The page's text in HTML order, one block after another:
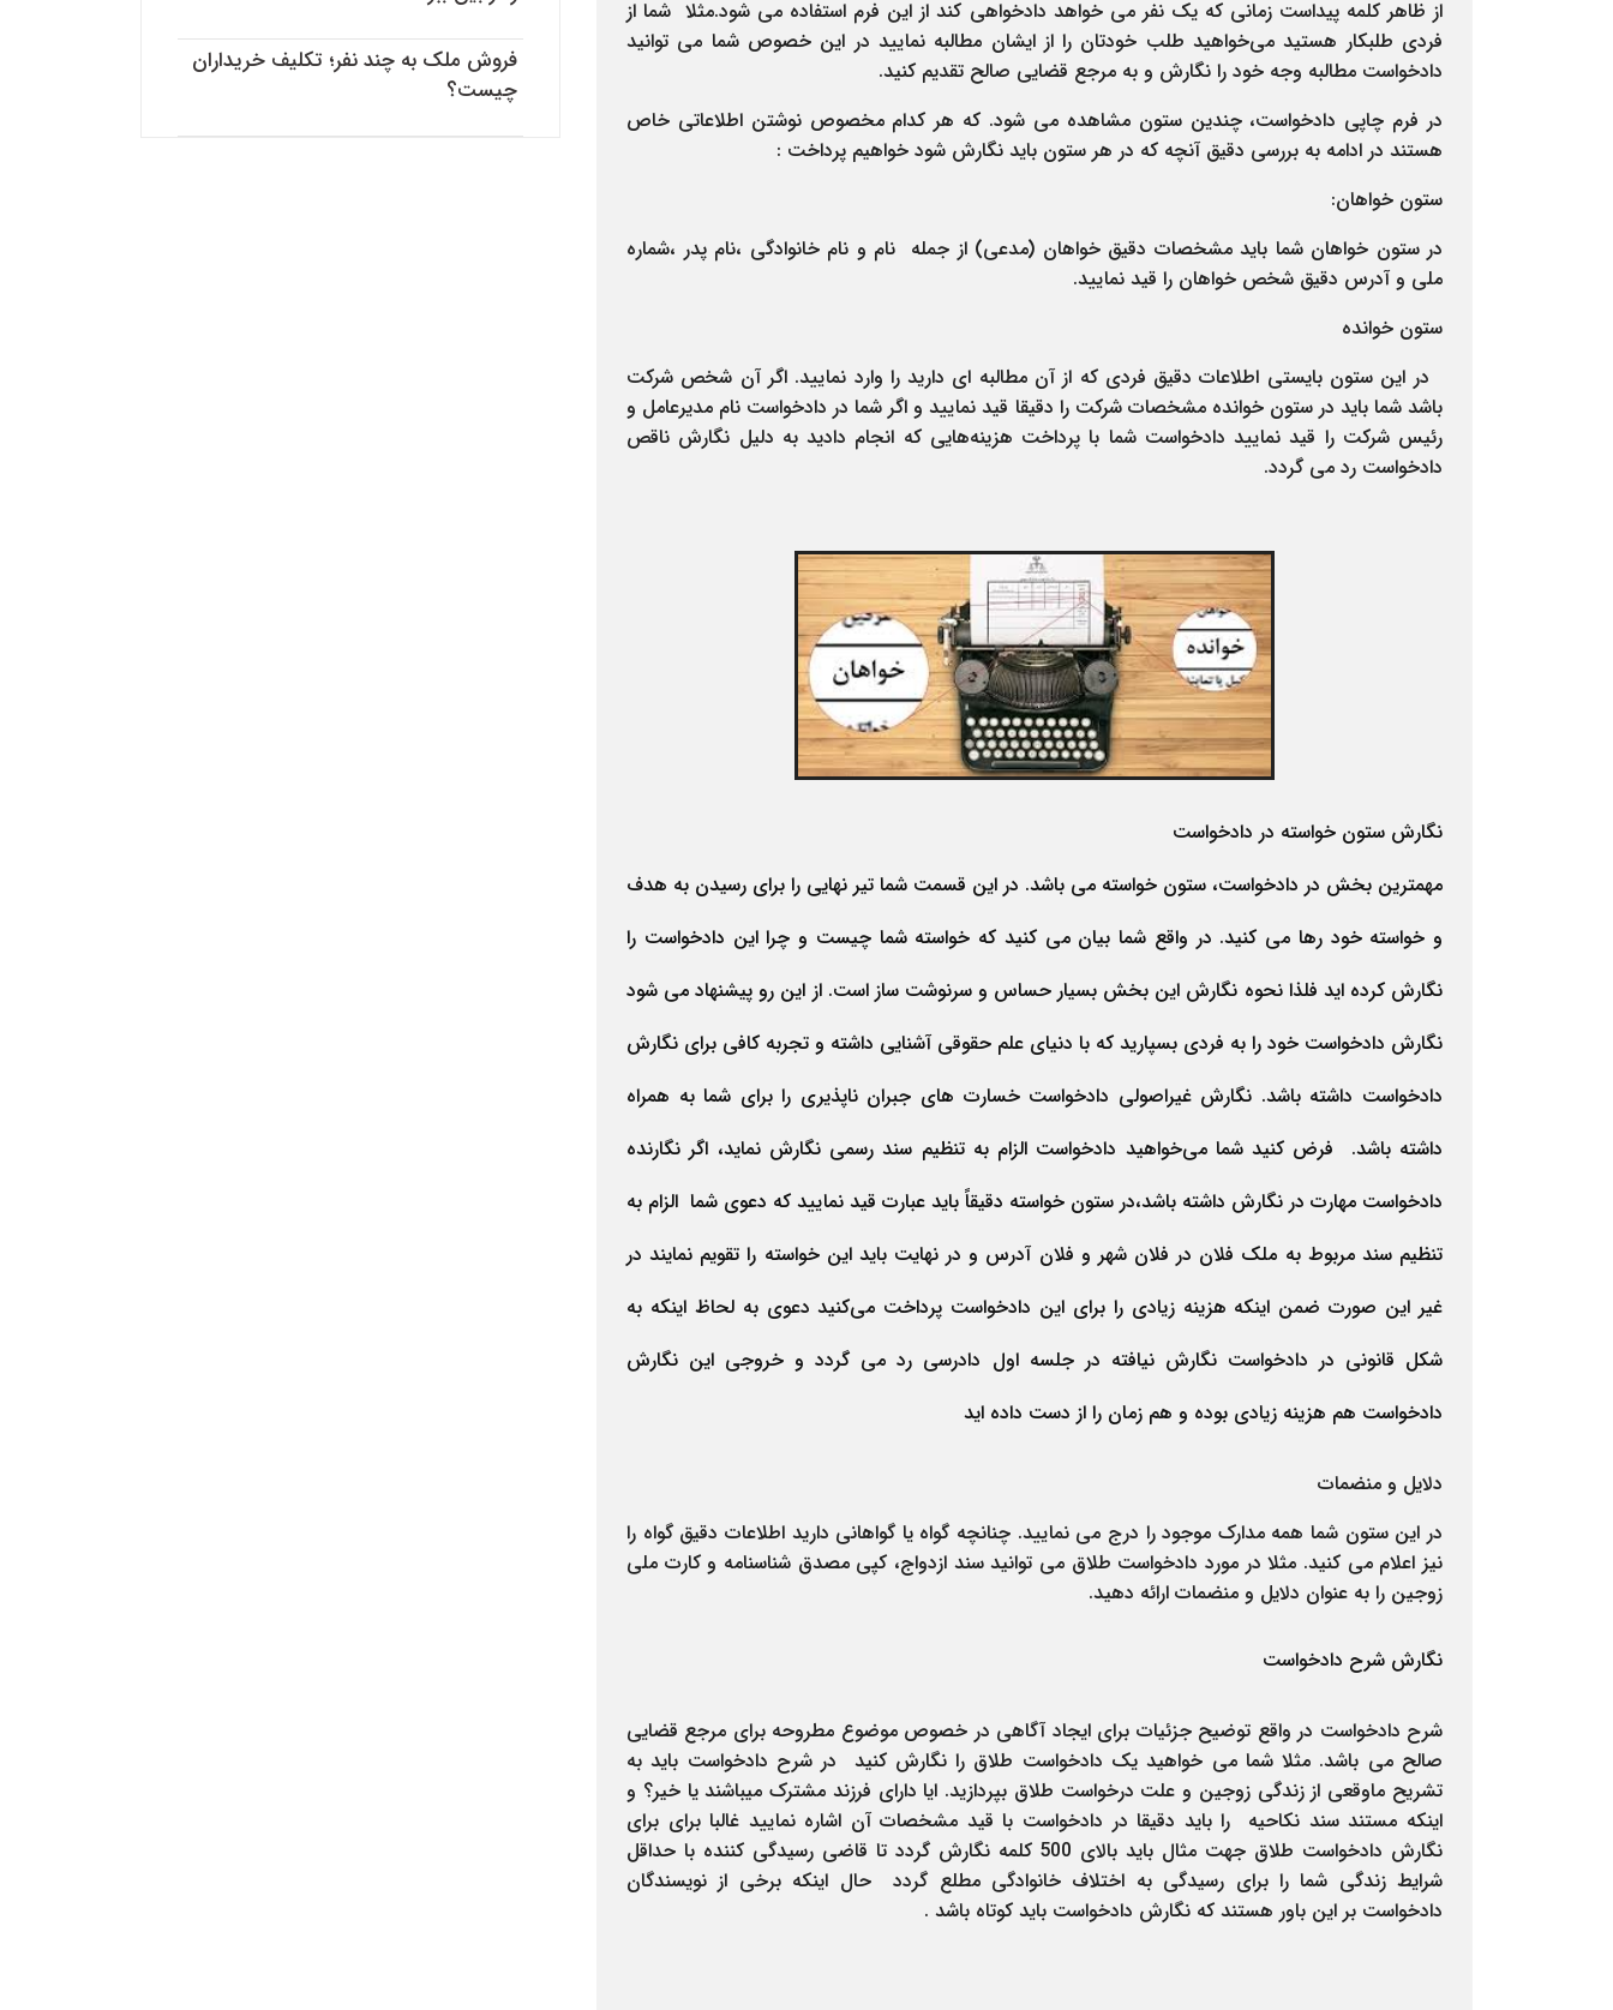
از ظاهر کلمه پیداست زمانی که یک نفر می خواهد دادخواهی کند از این فرم استفاده می شود.مثلا شما از
فردی طلبکار هستید می‌خواهید طلب خودتان را از ایشان مطالبه نمایید در این خصوص شما می توانید
دادخواست مطالبه وجه خود را نگارش و به مرجع قضایی صالح تقدیم کنید.
در فرم چاپی دادخواست، چندین ستون مشاهده می شود. که هر کدام مخصوص نوشتن اطلاعاتی خاص
هستند در ادامه به بررسی دقیق آنچه که در هر ستون باید نگارش شود خواهیم پرداخت :
ستون خواهان:
در ستون خواهان شما باید مشخصات دقیق خواهان (مدعی) از جمله نام و نام خانوادگی ،نام پدر ،شماره
ملی و آدرس دقیق شخص خواهان را قید نمایید.
ستون خوانده
در این ستون بایستی اطلاعات دقیق فردی که از آن مطالبه ای دارید را وارد نمایید. اگر آن شخص شرکت
باشد شما باید در ستون خوانده مشخصات شرکت را دقیقا قید نمایید و اگر شما در دادخواست نام مدیرعامل و
رئیس شرکت را قید نمایید دادخواست شما با پرداخت هزینه‌هایی که انجام دادید به دلیل نگارش ناقص
دادخواست رد می گردد.
نگارش ستون خواسته در دادخواست
مهمترین بخش در دادخواست، ستون خواسته می باشد. در این قسمت شما تیر نهایی را برای رسیدن به هدف
و خواسته خود رها می کنید. در واقع شما بیان می کنید که خواسته شما چیست و چرا این دادخواست را
نگارش کرده اید فلذا نحوه نگارش این بخش بسیار حساس و سرنوشت ساز است. از این رو پیشنهاد می شود
نگارش دادخواست خود را به فردی بسپارید که با دنیای علم حقوقی آشنایی داشته و تجربه کافی برای نگارش
دادخواست داشته باشد. نگارش غیراصولی دادخواست خسارت های جبران ناپذیری را برای شما به همراه
داشته باشد. فرض کنید شما می‌خواهید دادخواست الزام به تنظیم سند رسمی نگارش نماید، اگر نگارنده
دادخواست مهارت در نگارش داشته باشد،در ستون خواسته دقیقاً باید عبارت قید نمایید که دعوی شما الزام به
تنظیم سند مربوط به ملک فلان در فلان شهر و فلان آدرس و در نهایت باید این خواسته را تقویم نمایند در
غیر این صورت ضمن اینکه هزینه زیادی را برای این دادخواست پرداخت می‌کنید دعوی به لحاظ اینکه به
شکل قانونی در دادخواست نگارش نیافته در جلسه اول دادرسی رد می گردد و خروجی این نگارش
دادخواست هم هزینه زیادی بوده و هم زمان را از دست داده اید
دلایل و منضمات
در این ستون شما همه مدارک موجود را درج می نمایید. چنانچه گواه یا گواهانی دارید اطلاعات دقیق گواه را
نیز اعلام می کنید. مثلا در مورد دادخواست طلاق می توانید سند ازدواج، کپی مصدق شناسنامه و کارت ملی
زوجین را به عنوان دلایل و منضمات ارائه دهید.
نگارش شرح دادخواست
شرح دادخواست در واقع توضیح جزئیات برای ایجاد آگاهی در خصوص موضوع مطروحه برای مرجع قضایی
صالح می باشد. مثلا شما می خواهید یک دادخواست طلاق را نگارش کنید در شرح دادخواست باید به
تشریح ماوقعی از زندگی زوجین و علت درخواست طلاق بپردازید. ایا دارای فرزند مشترک میباشند یا خیر؟ و
اینکه مستند سند نکاحیه
را باید دقیقا در دادخواست با قید مشخصات آن اشاره نمایید غالبا برای برای
نگارش دادخواست طلاق جهت مثال باید بالای 500 کلمه نگارش گردد تا قاضی رسیدگی کننده با حداقل
شرایط زندگی شما را برای رسیدگی به اختلاف خانوادگی مطلع گردد
حال اینکه برخی از نویسندگان
دادخواست بر این باور هستند که نگارش دادخواست باید کوتاه باشد .
فروش ملک به چند نفر؛ تکلیف خریداران
چیست؟